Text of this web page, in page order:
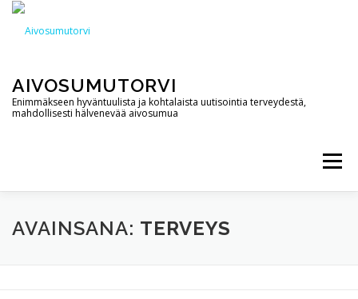
Siirry
AIVOSUMUTORVI
Enimmäkseen hyväntuulista ja kohtalaista uutisointia terveydestä,
mahdollisesti hälvenevää aivosumua
Valikko
AIVOSUMUTORVI PALVELUT
AVAINSANA: TERVEYS